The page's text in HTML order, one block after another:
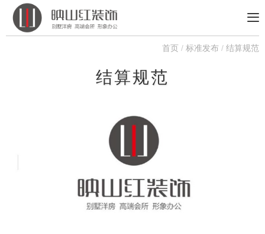
首页 / 标准发布 / 结算规范
结算规范